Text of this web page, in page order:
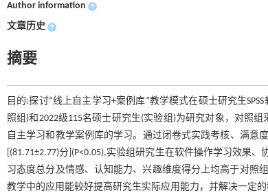
Author information +
文章历史 +
摘要
目的:探讨“线上自主学习+案例库”教学模式在硕士研究生
照组)和2022级115名硕士研究生(实验组)为研究对象，对照
自主学习和教学案例库的学习。通过闭卷式实践考核、满意
[(81.71±2.77)分](P<0.05),实验组研究生在软件操作学习效果
习态度总分及情感、认知能力、兴趣维度得分上均高于对照
教学中的应用能较好提高研究生实际应用能力，并解决一定的